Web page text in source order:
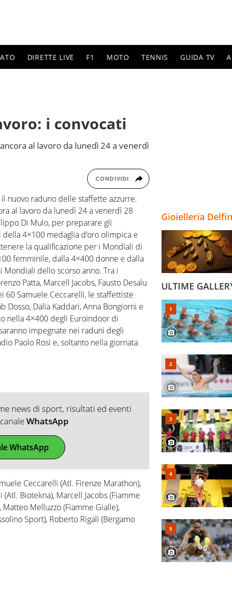
DIRETTE LIVE F1 MOTO TENNIS GUIDA TV
i convocati
al lavoro da lunedì 24 a venerdì
CONDIVIDI
il nuovo raduno delle staffette azzurre.
al lavoro da lunedì 24 a venerdì 28
Di Mulo, per preparare gli
4×100 medaglia d’oro olimpica e
la qualificazione per i Mondiali di
femminile, dalla 4×400 donne e dalla
dello scorso anno. Tra i
Patta, Marcell Jacobs, Fausto Desalu
Samuele Ceccarelli, le staffettiste
Dosso, Dalia Kaddari, Anna Bongiorni e
nella 4×400 degli Euroindoor di
impegnate nei raduni degli
Paolo Rosi e, soltanto nella giornata
news di sport, risultati ed eventi
WhatsApp
WhatsApp
Ceccarelli (Atl. Firenze Marathon),
Biotekna), Marcell Jacobs (Fiamme
Melluzzo (Fiamme Gialle),
Sport), Roberto Rigali (Bergamo
Gioielleria
ULTIME